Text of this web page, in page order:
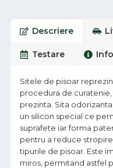
Descriere
Testare Info
Sitele de pisoar
procedura de
prezinta. Sita
un silicon special ce
suprafete iar forma
pentru a reduce
tipurile de pisoar. Este
miros, permitand astfel